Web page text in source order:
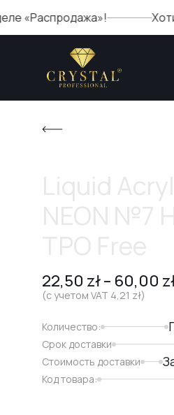
Хотите
22,50 zł– 60,00
(с учетом VAT 4,21 zł)
Количество:
Срок доставки
Стоимость доставки
Код товара: